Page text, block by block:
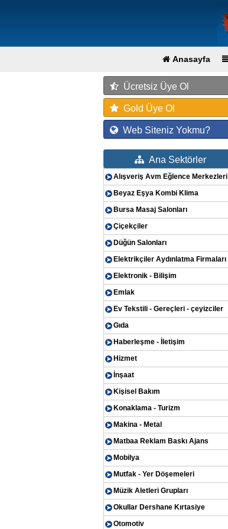
Anasayfa
Ücretsiz Üye Ol
Gold Üye Ol
Web Siteniz Yokmu?
Ana Sektörler
Alışveriş Avm Eğlence Merkezleri
Beyaz Eşya Kombi Klima
Bursa Masaj Salonları
Çiçekçiler
Düğün Salonları
Elektrikçiler Aydınlatma Firmaları
Elektronik - Bilişim
Emlak
Ev Tekstili - Gereçleri - çeyizciler
Gıda
Haberleşme - İletişim
Hizmet
İnşaat
Kişisel Bakım
Konaklama - Turizm
Makina - Metal
Matbaa Reklam Baskı Ajans
Mobilya
Mutfak - Yer Döşemeleri
Müzik Aletleri Grupları
Okullar Dershane Kırtasiye
Otomotiv